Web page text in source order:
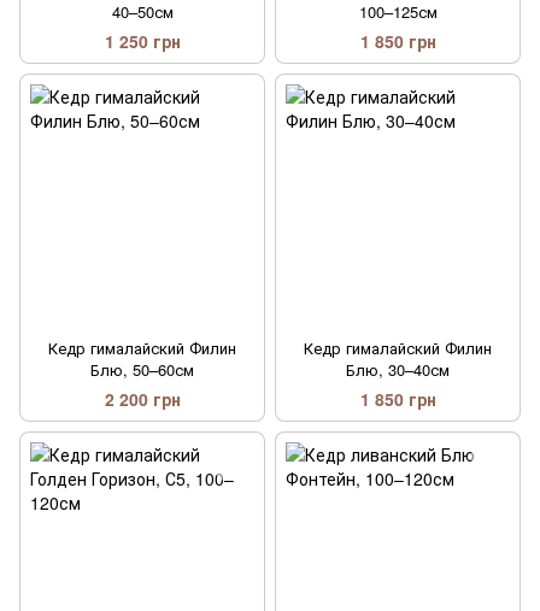
40–50см
1 250 грн
100–125см
1 850 грн
Кедр гималайский Филин
Блю, 50–60см
2 200 грн
Кедр гималайский Филин
Блю, 30–40см
1 850 грн